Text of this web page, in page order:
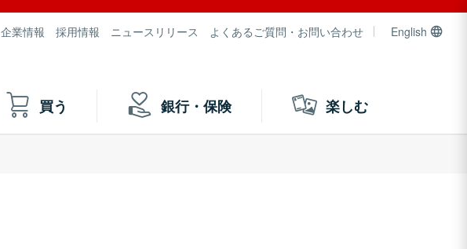
企業情報 採用情報 ニュースリリース よくあるご質問・お問い合わせ English
買う 銀行・保険 楽しむ